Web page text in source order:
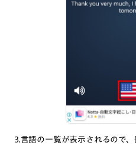
3.言語の一覧が表示されるので